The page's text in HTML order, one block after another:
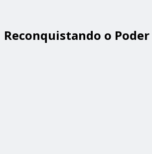
Reconquistando o Poder